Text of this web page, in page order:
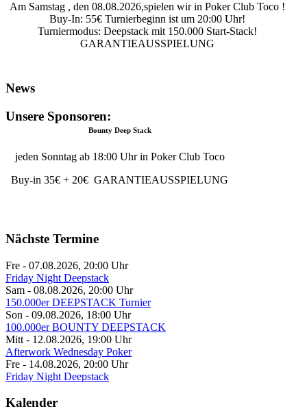
Am Samstag , den 08.08.2026,spielen wir in Poker Club Toco !
Buy-In: 55€ Turnierbeginn ist um 20:00 Uhr!
Turniermodus: Deepstack mit 150.000 Start-Stack!
GARANTIEAUSSPIELUNG
News
100.000er FRIDAY Night Deepstack
Jeden Freitag spielen wir in Poker Club Toco
Buy-In: 35 € Turnierbeginn ist um 20:00 Uhr
Bounty Deep Stack
jeden Sonntag ab 18:00 Uhr in Poker Club Toco
Buy-in 35€ + 20€ GARANTIEAUSSPIELUNG
Unsere Sponsoren:
Nächste Termine
Fre - 07.08.2026, 20:00 Uhr
Friday Night Deepstack
Sam - 08.08.2026, 20:00 Uhr
150.000er DEEPSTACK Turnier
Son - 09.08.2026, 18:00 Uhr
100.000er BOUNTY DEEPSTACK
Mitt - 12.08.2026, 19:00 Uhr
Afterwork Wednesday Poker
Fre - 14.08.2026, 20:00 Uhr
Friday Night Deepstack
Kalender